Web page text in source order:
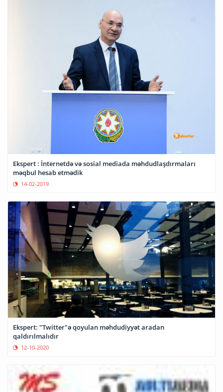
Ekspert : İnternetdə və sosial mediada məhdudlaşdırmaları
məqbul hesab etmədik
14-02-2019
Ekspert: "Twitter"ə qoyulan məhdudiyyət aradan
qaldırılmalıdır
12-10-2020